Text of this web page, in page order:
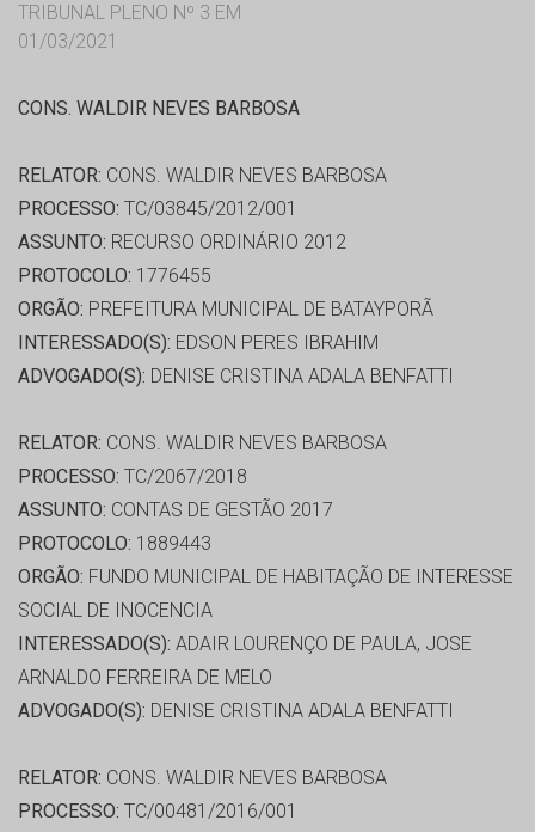
TRIBUNAL PLENO Nº 3 EM
01/03/2021
CONS. WALDIR NEVES BARBOSA
RELATOR: CONS. WALDIR NEVES BARBOSA
PROCESSO: TC/03845/2012/001
ASSUNTO: RECURSO ORDINÁRIO 2012
PROTOCOLO: 1776455
ORGÃO: PREFEITURA MUNICIPAL DE BATAYPORÃ
INTERESSADO(S): EDSON PERES IBRAHIM
ADVOGADO(S): DENISE CRISTINA ADALA BENFATTI
RELATOR: CONS. WALDIR NEVES BARBOSA
PROCESSO: TC/2067/2018
ASSUNTO: CONTAS DE GESTÃO 2017
PROTOCOLO: 1889443
ORGÃO: FUNDO MUNICIPAL DE HABITAÇÃO DE INTERESSE
SOCIAL DE INOCENCIA
INTERESSADO(S): ADAIR LOURENÇO DE PAULA, JOSE
ARNALDO FERREIRA DE MELO
ADVOGADO(S): DENISE CRISTINA ADALA BENFATTI
RELATOR: CONS. WALDIR NEVES BARBOSA
PROCESSO: TC/00481/2016/001